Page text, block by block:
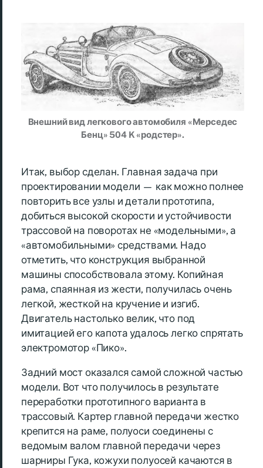
Внешний вид легкового автомобиля «Мерседес
Бенц» 504 K «родстер».
Итак, выбор сделан. Главная задача при
проектировании модели — как можно полнее
повторить все узлы и детали прототипа,
добиться высокой скорости и устойчивости
трассовой на поворотах не «модельными», а
«автомобильными» средствами. Надо
отметить, что конструкция выбранной
машины способствовала этому. Копийная
рама, спаянная из жести, получилась очень
легкой, жесткой на кручение и изгиб.
Двигатель настолько велик, что под
имитацией его капота удалось легко спрятать
электромотор «Пико».
Задний мост оказался самой сложной частью
модели. Вот что получилось в результате
переработки прототипного варианта в
трассовый. Картер главной передачи жестко
крепится на раме, полуоси соединены с
ведомым валом главной передачи через
шарниры Гука, кожухи полуосей качаются в